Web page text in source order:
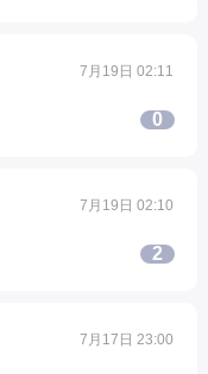
7月19日 02:11
0
7月19日 02:10
2
7月17日 23:00